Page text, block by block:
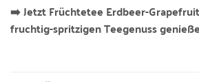
➡️ Jetzt Früchtetee Erdbeer-
fruchtig-spritzigen Teegenuss